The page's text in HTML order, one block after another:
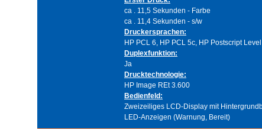
ca . 11,5 Sekunden - Farbe
ca . 11,4 Sekunden - s/w
Druckersprachen:
HP PCL 6, HP PCL 5c, HP Postscript
Duplexfunktion:
Ja
Drucktechnologie:
HP Image REt 3.600
Bedienfeld:
Zweizeiliges LCD-Display mit
LED-Anzeigen (Warnung, Bereit)